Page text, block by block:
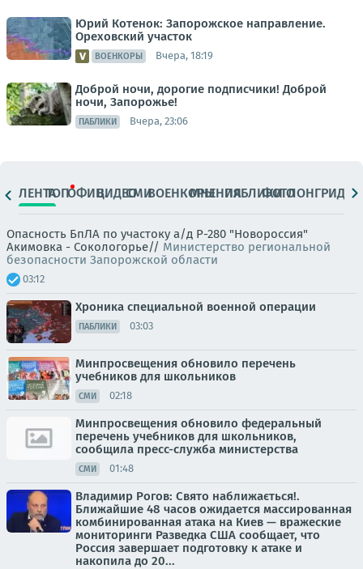
Юрий Котенок: Запорожское направление.
Ореховский участок
ВОЕНКОРЫ Вчера, 18:19
Доброй ночи, дорогие подписчики! Доброй
ночи, Запорожье!
ПАБЛИКИ Вчера, 23:06
ЛЕНТАТОПОФИЦ.ВИДЕОСМИВОЕНКОРЫМНЕНИЯПАБЛИКИ
ФОТОЛОНГРИДЫ
Опасность БпЛА по участоку а/д Р-280 "Новороссия"
Акимовка - Сокологорье// Министерство региональной
безопасности Запорожской области
03:12
Хроника специальной военной операции
ПАБЛИКИ 03:03
Минпросвещения обновило перечень
учебников для школьников
СМИ 02:18
Минпросвещения обновило федеральный
перечень учебников для школьников,
сообщила пресс-служба министерства
СМИ 01:48
Владимир Рогов: Свято наближається!.
Ближайшие 48 часов ожидается массированная
комбинированная атака на Киев — вражеские
мониторинги Разведка США сообщает, что
Россия завершает подготовку к атаке и
накопила до 20...